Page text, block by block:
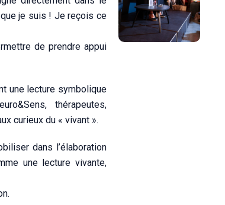
je suis ! Je reçois ce
de prendre appui
une lecture symbolique
thérapeutes,
curieux du « vivant ».
dans l’élaboration
une lecture vivante,